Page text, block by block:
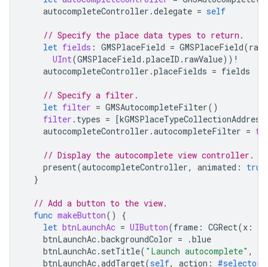
autocompleteController .delegate = self
// Specify the place data types to return.
let fields : GMSPlaceField = GMSPlaceField(
UInt(GMSPlaceField .placeID . rawValue)) !
autocompleteController .placeFields = fields
// Specify a filter.
let filter = GMSAutocompleteFilter()
filter . types = [kGMSPlaceTypeCollectionAddress
autocompleteController .autocompleteFilter =
// Display the autocomplete view controller.
present(autocompleteController, animated : true
}
// Add a button to the view.
func makeButton()
{
let btnLaunchAc = UIButton(frame : CGRect(x :
btnLaunchAc.backgroundColor = .blue
btnLaunchAc. setTitle( "Launch autocomplete" ,
btnLaunchAc.addTarget(self, action : #selector